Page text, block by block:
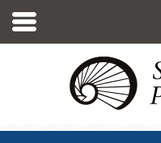
contenido